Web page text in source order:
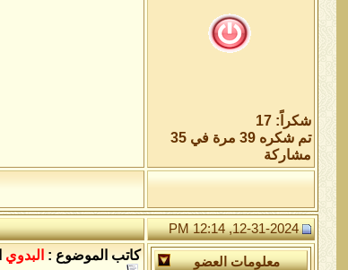
شكراً: 17
تم شكره 39 مرة في 35
مشاركة
12-31-2024, 12:14 PM
معلومات العضو كاتب الموضوع : البدوي